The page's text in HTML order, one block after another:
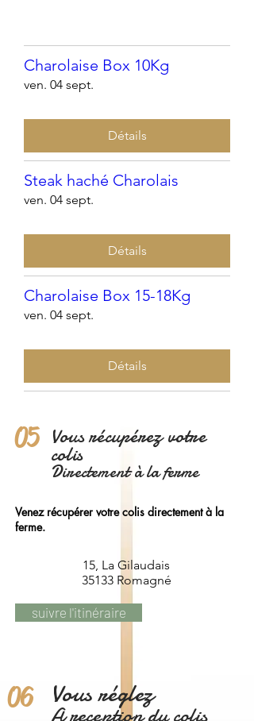
Charolaise Box 10Kg
ven. 04 sept.
Détails
Steak haché Charolais
ven. 04 sept.
Détails
Charolaise Box 15-18Kg
ven. 04 sept.
Détails
05 Vous récupérez votre
colis
Directement à la ferme
Venez récupérer votre colis directement à la
ferme.
15, La Gilaudais
35133 Romagné
suivre l'itinéraire
06 Vous réglez
A reception du colis